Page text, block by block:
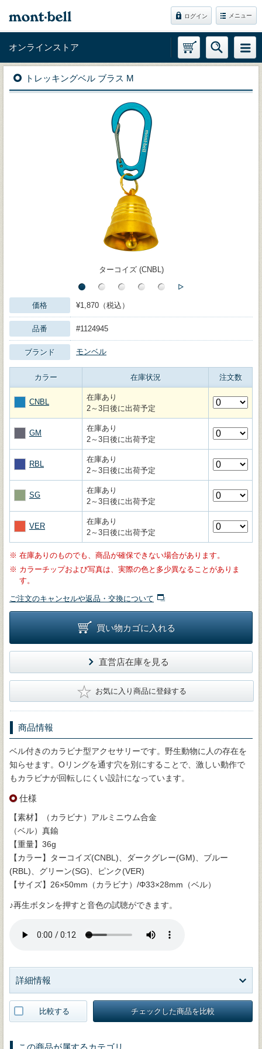
ログイン メニュー
オンラインストア
トレッキングベル ブラス M
ターコイズ (CNBL)
価格 ¥1,870（税込）
品番 #1124945
ブランド モンベル
カラー 在庫状況 注文数
CNBL
在庫あり
2～3日後に出荷予定
GM
在庫あり
2～3日後に出荷予定
RBL
在庫あり
2～3日後に出荷予定
SG
在庫あり
2～3日後に出荷予定
VER
在庫あり
2～3日後に出荷予定
※ 在庫ありのものでも、商品が確保できない場合があります。
※ カラーチップおよび写真は、実際の色と多少異なることがありま
す。
ご注文のキャンセルや返品・交換について
買い物カゴに入れる
直営店在庫を見る
★ お気に入り商品に登録する
商品情報
ベル付きのカラビナ型アクセサリーです。野生動物に人の存在を
知らせます。Oリングを通す穴を別にすることで、激しい動作で
もカラビナが回転しにくい設計になっています。
仕様
【素材】（カラビナ）アルミニウム合金
（ベル）真鍮
【重量】36g
【カラー】ターコイズ(CNBL)、ダークグレー(GM)、ブルー
(RBL)、グリーン(SG)、ピンク(VER)
【サイズ】26×50mm（カラビナ）/Φ33×28mm（ベル）
♪再生ボタンを押すと音色の試聴ができます。
詳細情報
比較する チェックした商品を比較
この商品が属するカテゴリ